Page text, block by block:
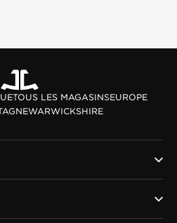
TOUS LES MAGASINSEUROPE
WARWICKSHIRE